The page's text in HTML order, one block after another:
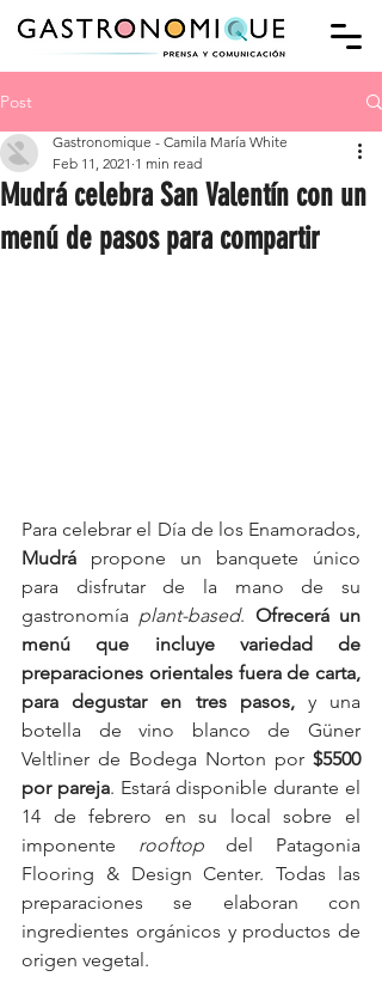
Post
Mudrá celebra San Valentín con un
menú de pasos para compartir
Gastronomique - Camila María White
Feb 11, 2021 1 min read
Mudrá propone un banquete único
para disfrutar de la mano de su
gastronomía plant-based. Ofrecerá un
menú que incluye variedad de
preparaciones orientales fuera de carta,
para degustar en tres pasos, y una
botella de vino blanco de Güner
Veltliner de Bodega Norton por $5500
por pareja. Estará disponible durante el
14 de febrero en su local sobre el
imponente rooftop del Patagonia
Flooring & Design Center. Todas las
preparaciones se elaboran con
ingredientes orgánicos y productos de
origen vegetal.